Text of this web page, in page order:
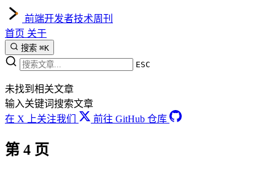
前端开发者技术周刊
首页 关于
搜索 ⌘K
ESC
未找到相关文章
输入关键词搜索文章
在 X 上关注我们
前往 GitHub 仓库
第 4 页